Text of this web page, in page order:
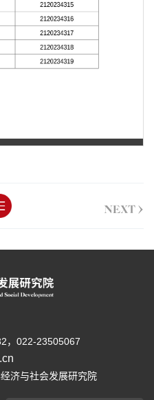
页
NEXT >
， 022-23505067
济与社会发展研究院